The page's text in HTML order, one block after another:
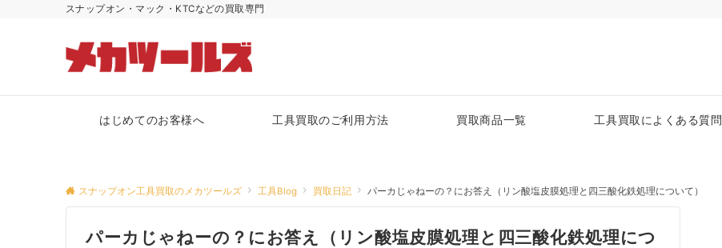
スナップオン・マック・KTCなどの買取専門
はじめてのお客様へ 工具買取のご利用方法 買取商品一覧 工具買取によくある質問
スナップオン工具買取のメカツールズ 工具Blog 買取日記 パーカじゃねーの？にお答え（リン酸塩皮膜処理と四三酸化鉄処理について）
パーカじゃねーの？にお答え（リン酸塩皮膜処理と四三酸化鉄処理につ